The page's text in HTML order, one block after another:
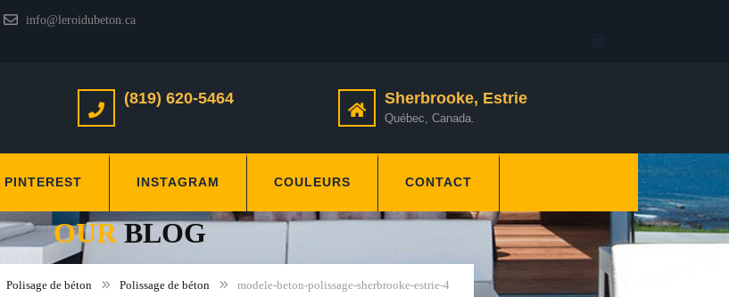
info@leroidubeton.ca
(819) 620-5464 Sherbrooke, Estrie
Québec, Canada.
PINTEREST INSTAGRAM COULEURS CONTACT
OURBLOG
Polisage de béton Polissage de béton modele-beton-polissage-sherbrooke-estrie-4